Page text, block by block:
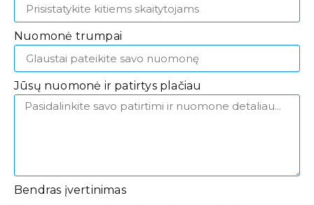
Nuomonė trumpai
Jūsų nuomonė ir patirtys plačiau
Bendras įvertinimas